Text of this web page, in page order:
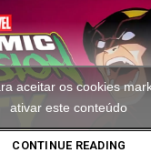
aceitar os cookies
ativar este conteúdo
CONTINUE READING